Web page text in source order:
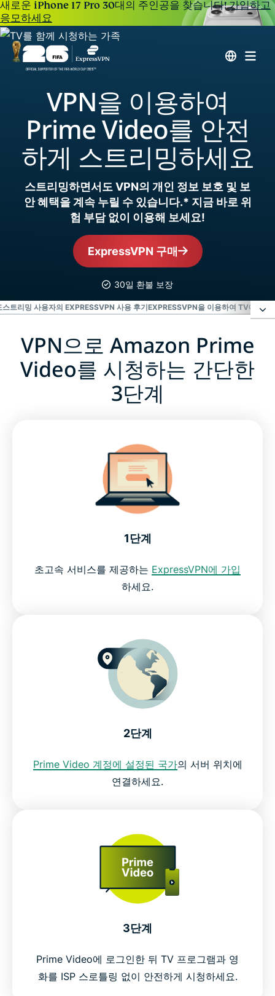
새로운 iPhone 17 Pro 30대의 주인공을 찾습니다!가입하고
응모하세요
VPN을 이용하여
Prime Video를 안전
하게 스트리밍하세요
스트리밍하면서도 VPN의 개인 정보 보호 및 보
안 혜택을 계속 누릴 수 있습니다.* 지금 바로 위
험 부담 없이 이용해 보세요!
ExpressVPN 구매
30일 환불 보장
스트리밍 사용자의 EXPRESSVPN 사용 후기EXPRESSVPN을 이용하여 TV에서 스
VPN으로 Amazon Prime Video를 시청하는 간단한 3
단계
VPN으로 Prime Video에 접속하는 원리
스트리밍 사용자의 ExpressVPN 사용 후기
ExpressVPN을 이용하여 TV에서 스트리밍하는 방법
ExpressVPN을 사용해야 하는 이유
Amazon Prime Video를 시청하세요
VPN으로 Amazon Prime
Video를 시청하는 간단한
3단계
1단계
초고속 서비스를 제공하는 ExpressVPN에 가입
하세요.
2단계
Prime Video 계정에 설정된 국가의 서버 위치에
연결하세요.
3단계
Prime Video에 로그인한 뒤 TV 프로그램과 영
화를 ISP 스로틀링 없이 안전하게 시청하세요.